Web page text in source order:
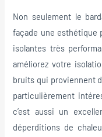
Non seulement le
façade une esthétique
isolantes très
améliorez votre
bruits qui proviennent
particulièrement
c’est aussi un
déperditions de